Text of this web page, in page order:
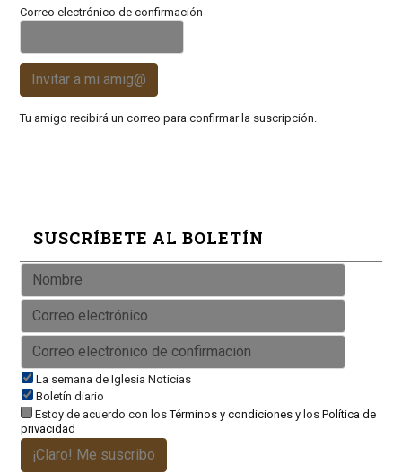
Correo electrónico de confirmación
Invitar a mi amig@
Tu amigo recibirá un correo para confirmar la suscripción.
SUSCRÍBETE AL BOLETÍN
La semana de Iglesia Noticias
Boletín diario
Estoy de acuerdo con losTérminos y condicionesy los Política de
privacidad
¡Claro! Me suscribo